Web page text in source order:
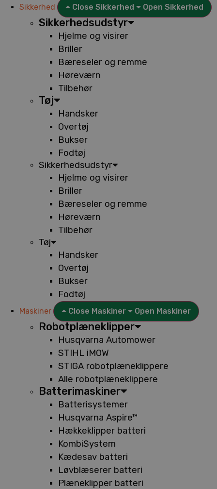
Sikkerhed Close Sikkerhed Open Sikkerhed
Sikkerhedsudstyr
Hjelme og visirer
Briller
Bæreseler og remme
Høreværn
Tilbehør
Tøj
Handsker
Overtøj
Bukser
Fodtøj
Sikkerhedsudstyr
Hjelme og visirer
Briller
Bæreseler og remme
Høreværn
Tilbehør
Tøj
Handsker
Overtøj
Bukser
Fodtøj
Maskiner Close Maskiner Open Maskiner
Robotplæneklipper
Husqvarna Automower
STIHL iMOW
STIGA robotplæneklippere
Alle robotplæneklippere
Batterimaskiner
Batterisystemer
Husqvarna Aspire™
Hækkeklipper batteri
KombiSystem
Kædesav batteri
Løvblæserer batteri
Plæneklipper batteri